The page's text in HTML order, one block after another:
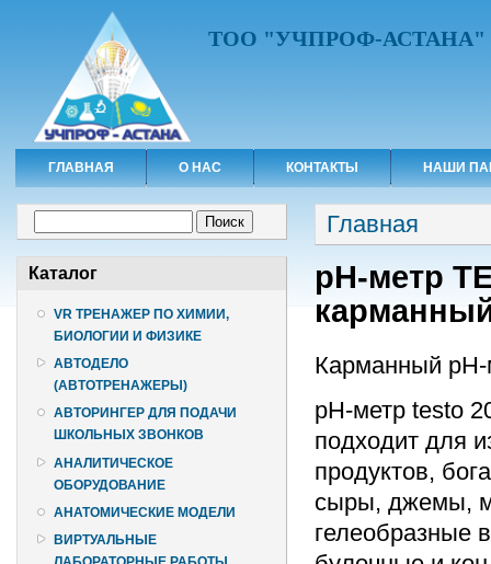
ТОО "УЧПРОФ-АСТАНА"
ГЛАВНАЯ О НАС КОНТАКТЫ НАШИ
Каталог
VR ТРЕНАЖЕР ПО ХИМИИ,
БИОЛОГИИ И ФИЗИКЕ
АВТОДЕЛО
(АВТОТРЕНАЖЕРЫ)
АВТОРИНГЕР ДЛЯ ПОДАЧИ
ШКОЛЬНЫХ ЗВОНКОВ
АНАЛИТИЧЕСКОЕ
ОБОРУДОВАНИЕ
АНАТОМИЧЕСКИЕ МОДЕЛИ
ВИРТУАЛЬНЫЕ
Вы здесь
Главная
pH-метр
Карманный pH-
pH-метр testo
подходит для
продуктов,
сыры, джемы,
гелеобразные